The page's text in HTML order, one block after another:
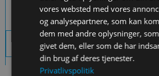
Download sidens indhold
vores websted med vores
og analysepartnere, som kan
dem med andre oplysninger,
givet dem, eller som de har
din brug af deres tjenester.
Privatlivspolitik